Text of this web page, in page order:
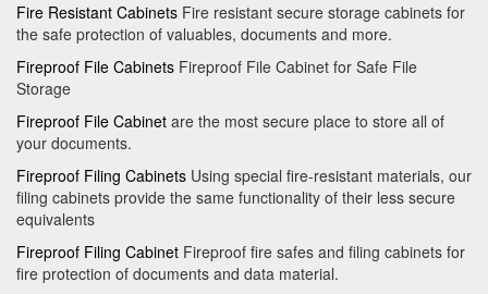
Fire Resistant Cabinets Fire resistant secure storage cabinets for
the safe protection of valuables, documents and more.
Fireproof File Cabinets Fireproof File Cabinet for Safe File
Storage
Fireproof File Cabinet are the most secure place to store all of
your documents.
Fireproof Filing Cabinets Using special fire-resistant materials, our
filing cabinets provide the same functionality of their less secure
equivalents
Fireproof Filing Cabinet Fireproof fire safes and filing cabinets for
fire protection of documents and data material.